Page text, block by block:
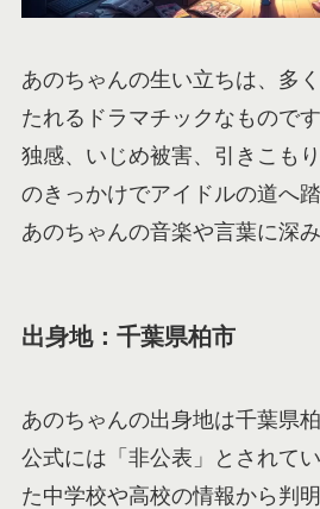
あのちゃんの生い立ちは、多
たれるドラマチックなもので
独感、いじめ被害、引きこも
のきっかけでアイドルの道へ
あのちゃんの音楽や言葉に深
出身地：千葉県柏市
あのちゃんの出身地は千葉県
公式には「非公表」とされて
た中学校や高校の情報から判